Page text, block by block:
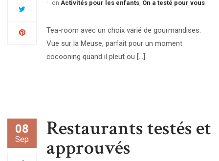
on Activités pour les enfants, On a testé pour vous
Tea-room avec un choix varié de gourmandises.
Vue sur la Meuse, parfait pour un moment
cocooning quand il pleut ou […]
08
Sep Restaurants testés et
approuvés